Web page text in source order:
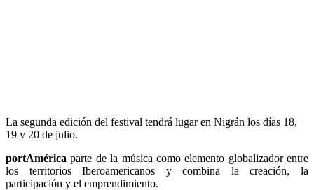
La segunda edición del festival tendrá lugar en Nigrán los días 18,
19 y 20 de julio.
portAmérica parte de la música como elemento globalizador entre
los territorios Iberoamericanos y combina la creación, la
participación y el emprendimiento.